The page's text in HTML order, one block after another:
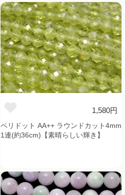
1,580円
ペリドット AA++ ラウンドカット4mm
1連(約36cm)【素晴らしい輝き】